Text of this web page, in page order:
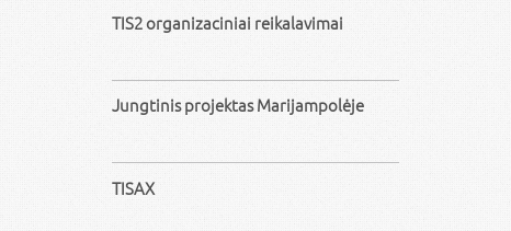
TIS2 organizaciniai reikalavimai
Jungtinis projektas Marijampolėje
TISAX